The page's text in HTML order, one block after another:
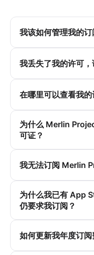
我该如何管理我的订
我丢失了我的许可
在哪里可以查看我
为什么 Merlin
可证？
我无法订阅 Merlin
为什么我已有 App
仍要求我订阅？
如何更新我年度订